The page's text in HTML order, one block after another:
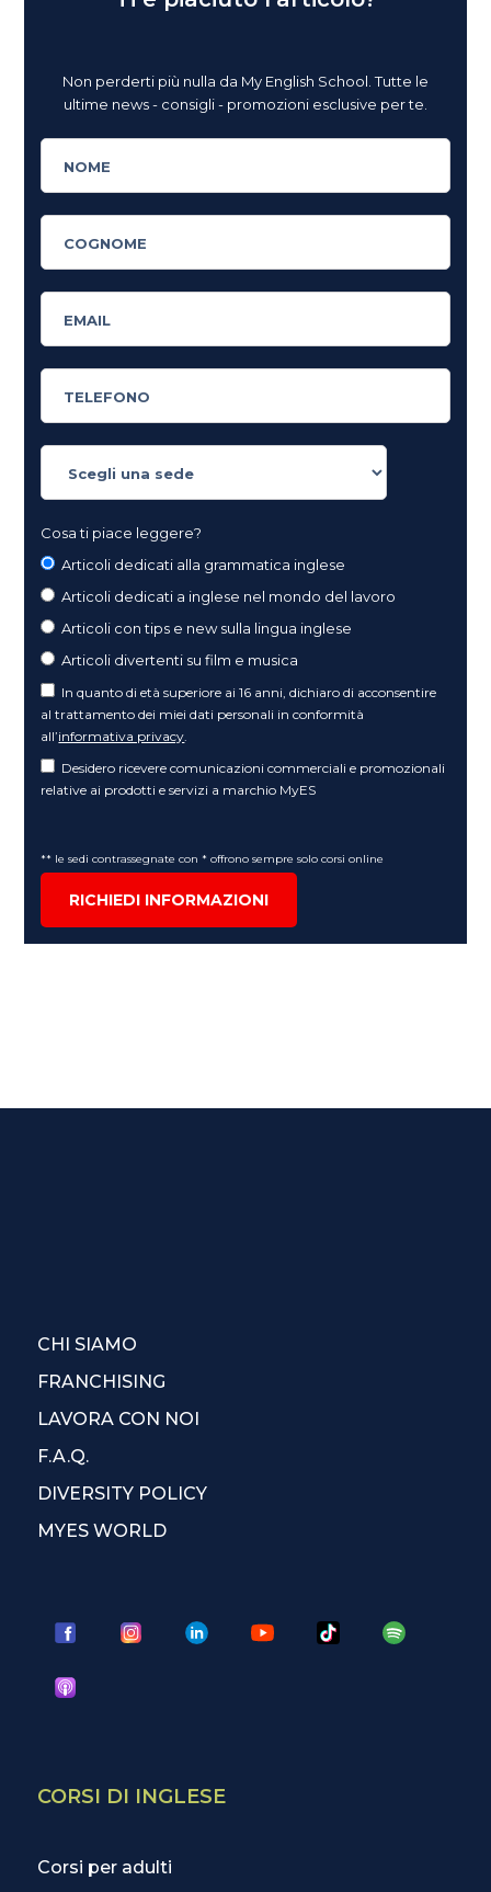
Non perderti più nulla da My English School. Tutte le
ultime news - consigli - promozioni esclusive per te.
Cosa ti piace leggere?
Articoli dedicati alla grammatica inglese
Articoli dedicati a inglese nel mondo del lavoro
Articoli con tips e new sulla lingua inglese
Articoli divertenti su film e musica
In quanto di età superiore ai 16 anni, dichiaro di acconsentire
al trattamento dei miei dati personali in conformità
all’informativa privacy
Desidero ricevere comunicazioni commerciali e promozionali
relative ai prodotti e servizi a marchio MyES
** le sedi contrassegnate con * offrono sempre solo corsi online
RICHIEDI INFORMAZIONI
CHI SIAMO
FRANCHISING
LAVORA CON NOI
F.A.Q.
DIVERSITY POLICY
MYES WORLD
CORSI DI INGLESE
Corsi per adulti